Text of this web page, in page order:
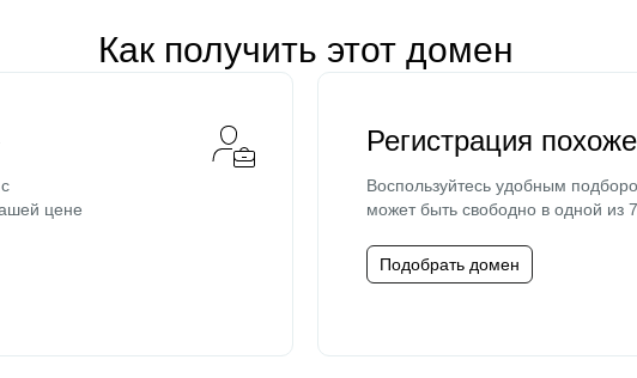
Как получить этот домен
цене
Регистрация
Воспользуйтесь удобным
может быть свободно в одной из
Подобрать домен